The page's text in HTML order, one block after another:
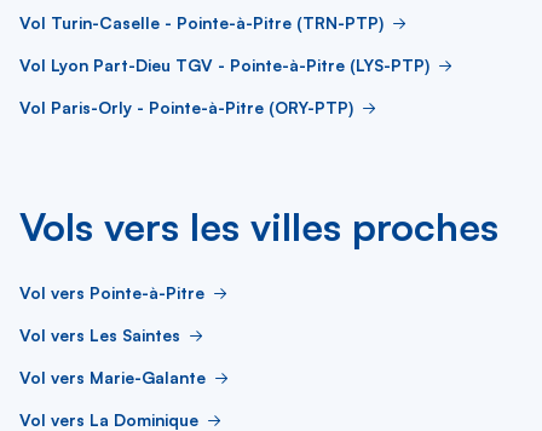
Vol Turin-Caselle - Pointe-à-Pitre (TRN-PTP)
Vol Lyon Part-Dieu TGV - Pointe-à-Pitre (LYS-PTP)
Vol Paris-Orly - Pointe-à-Pitre (ORY-PTP)
Vols vers les villes proches
Vol vers Pointe-à-Pitre
Vol vers Les Saintes
Vol vers Marie-Galante
Vol vers La Dominique